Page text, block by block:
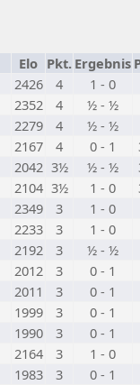
Elo Pkt. Ergebnis
2426 4
1 - 0
2352 4
½ - ½
2279 4
½ - ½
2167 4 0 - 1
2042 3½ ½ - ½
2104 3½ 1 - 0
2349 3
1 - 0
2233 3
1 - 0
2192 3
½ - ½
2012 3
0 - 1
2011 3
0 - 1
1999 3
0 - 1
1990 3
0 - 1
2164 3
1 - 0
1983 3
0 - 1